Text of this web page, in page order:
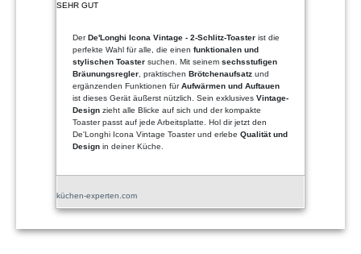
SEHR GUT
DerDe'Longhi Icona Vintage - 2-Schlitz-Toasterist die
perfekte Wahl für alle, die einen funktionalen und
stylischen Toastersuchen. Mit seinem sechsstufigen
Bräunungsregler, praktischen Brötchenaufsatz und
ergänzenden Funktionen fürAufwärmen und Auftauen
ist dieses Gerät äußerst nützlich. Sein exklusives Vintage-
Designzieht alle Blicke auf sich und der kompakte
Toaster passt auf jede Arbeitsplatte. Hol dir jetzt den
De'Longhi Icona Vintage Toaster und erlebe Qualität und
Designin deiner Küche.
küchen-experten.com